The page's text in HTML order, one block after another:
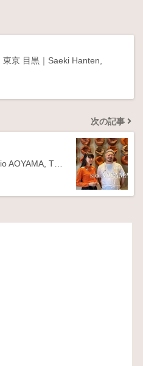
東京 目黒｜Saeki Hanten,
次の記事
AOYAMA, T…